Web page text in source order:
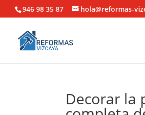
946 98 35 87 hola@reformas-
Decorar la